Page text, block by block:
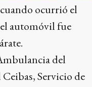
ocurrió el
automóvil fue
del
Servicio de